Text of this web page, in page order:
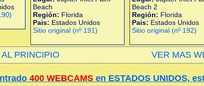
Beach
Región: Florida
Pais: Estados Unidos
Sitio original (nº 191)
Beach 2
Región: Florida
Pais: Estados Unidos
Sitio original (nº 192)
PRINCIPIO VER MAS
400 WEBCAMS en ESTADOS UNIDOS,